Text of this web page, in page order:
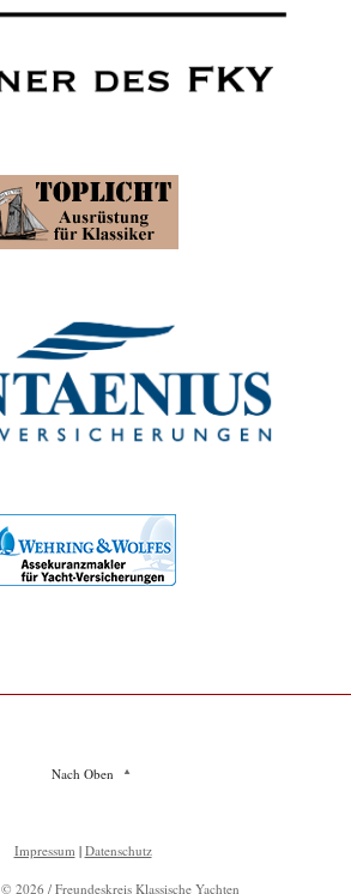
Nach Oben
Impressum | Datenschutz
© 2026 / Freundeskreis Klassische Yachten